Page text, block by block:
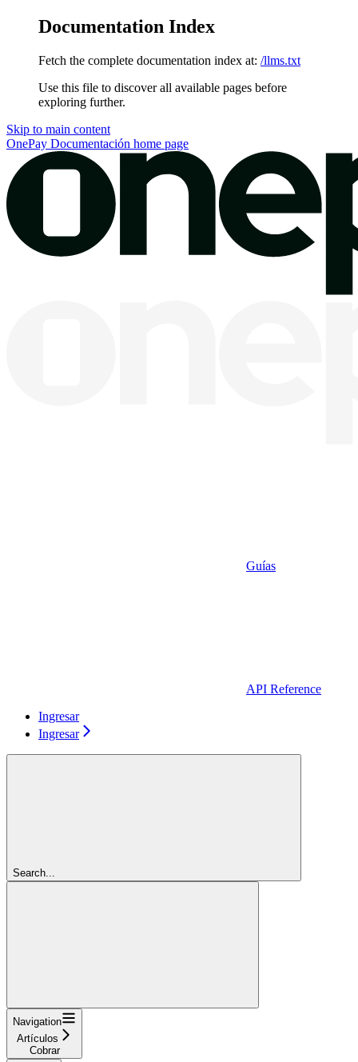
Documentation Index
Fetch the complete documentation index at: /llms.txt
Use this file to discover all available pages before
exploring further.
Skip to main content
OnePay Documentación home page
Guías
API Reference
Ingresar
Ingresar
Search...
Navigation
Artículos
Cobrar